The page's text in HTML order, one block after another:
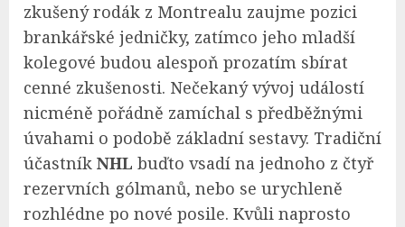
zkušený rodák z Montrealu zaujme pozici
brankářské jedničky, zatímco jeho mladší
kolegové budou alespoň prozatím sbírat
cenné zkušenosti. Nečekaný vývoj událostí
nicméně pořádně zamíchal s předběžnými
úvahami o podobě základní sestavy. Tradiční
účastník NHL buďto vsadí na jednoho z čtyř
rezervních gólmanů, nebo se urychleně
rozhlédne po nové posile. Kvůli naprosto